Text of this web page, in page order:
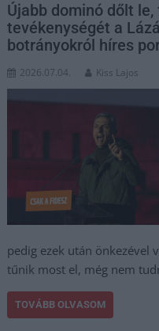
Újabb dominó dőlt
tevékenységét a
botrányokról híres
2026.07.04. Kiss Lajos
pedig ezek után önkezével
tűnik most el, még nem
TOVÁBB OLVASOM